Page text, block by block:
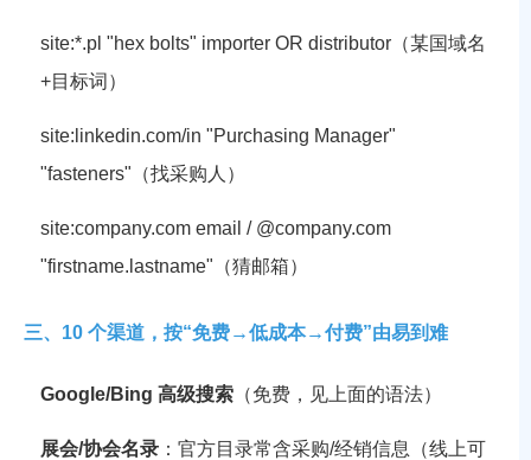
site:*.pl "hex bolts" importer OR distributor （某国域名
+目标词）
site:linkedin.com/in "Purchasing Manager"
"fasteners" （找采购人）
site:company.com email / @company.com
"firstname.lastname" （猜邮箱）
三、10 个渠道，按“免费→低成本→付费”由易到难
Google/Bing 高级搜索 （免费，见上面的语法）
展会/协会名录 ：官方目录常含采购/经销信息（线上可